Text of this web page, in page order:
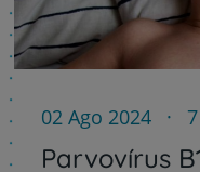
02 Ago 2024
Parvovírus